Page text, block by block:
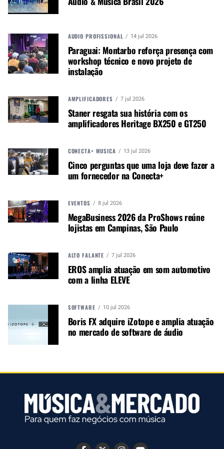
guitarra Johnny Winter 1964 Firebird V virá com
Autor:Redação M&M
Música &amp; Mercado é uma
publicação empenhada em
negócios para o music business,
indústria de áudio profissional,
iluminação e instrumentos
Noticias que ajudam seu trabalho com a música.
Acesse o Canal de WhatsApp
TÓPICOS RELACIONADOS:
GUITARRA FIREBIRD
GUITARRA JOHNNY WINTER
JOHNNY WINTER
NÃO PERCA
Duality II com Fluence da Fishman
AUDIO PROFISSIONAL 14 jul 2026
Paraguai: Montarbo reforça presença com
workshop técnico e novo projeto de
instalação
AMPLIFICADORES 7 jul 2026
Staner resgata sua história com os
amplificadores Heritage BX250 e GT250
CONECTA+ MÚSICA 13 jul 2026
Cinco perguntas que uma loja deve fazer a
um fornecedor na Conecta+
EVENTOS 8 jul 2026
MegaBusiness 2026 da ProShows reúne
lojistas em Campinas, São Paulo
ALTO FALANTE 7 jul 2026
EROS amplia atuação em som automotivo
com a linha ELEVE
SOFTWARE 10 jul 2026
Boris FX adquire iZotope e amplia atuação
no mercado de software de áudio